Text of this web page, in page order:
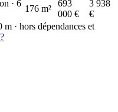
· 6
176 m²
693
000 €
3 938
€
· hors dépendances et